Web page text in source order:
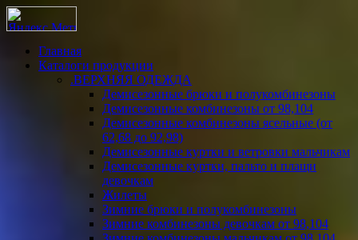
Главная
Каталоги продукции
.ВЕРХНЯЯ ОДЕЖДА
Демисезонные брюки и полукомбинезоны
Демисезонные комбинезоны от 98,104
Демисезонные комбинезоны ясельные (от
62,68 до 92,98)
Демисезонные куртки и ветровки мальчикам
Демисезонные куртки, пальто и плащи
девочкам
Жилеты
Зимние брюки и полукомбинезоны
Зимние комбинезоны девочкам от 98,104